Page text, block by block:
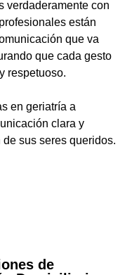
verdaderamente con
están
que va
que cada gesto
respetuoso.
en geriatría a
clara y
sus seres queridos.
de